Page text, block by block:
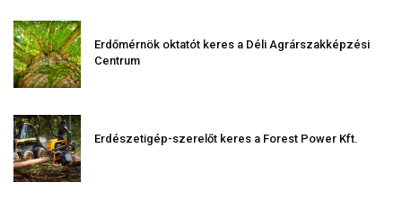
Erdőmérnök oktatót keres a Déli Agrárszakképzési
Centrum
Erdészetigép-szerelőt keres a Forest Power Kft.